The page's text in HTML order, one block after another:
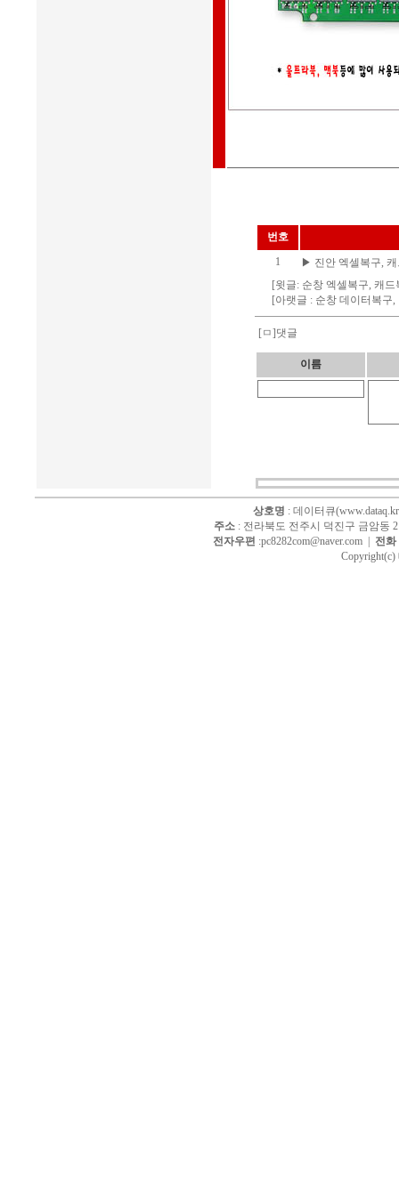
번호
1
▶ 진안 엑셀복구,
[윗글: 순창 엑셀복구, 캐
[아랫글 : 순창 데이터복구
[ㅁ]댓글
이름
상호명 : 데이터큐
주소 : 전라북도 전주시 덕진구 금암동
전자우편 :pc8282com@naver.com | 전화
Copyright(c)